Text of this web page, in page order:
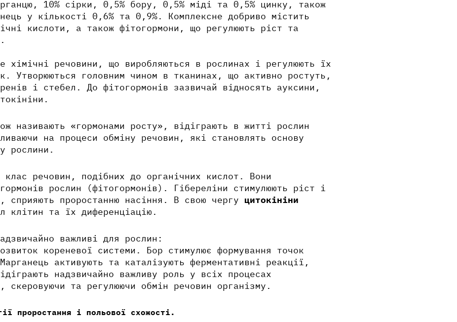
10% сірки, 0,5% бору, 0,5% міді та 0,5% цинку, також
у кількості 0,6% та 0,9%. Комплексне добриво містить
кислоти, а також фітогормони, що регулюють ріст та
хімічні речовини, що виробляються в рослинах і регулюють їх
Утворюються головним чином в тканинах, що активно ростуть,
і стебел. До фітогормонів зазвичай відносять ауксини,
називають «гормонами росту», відіграють в житті рослин
на процеси обміну речовин, які становлять основу
рослини.
речовин, подібних до органічних кислот. Вони
рослин (фітогормонів). Гібереліни стимулюють ріст і
сприяють проростанню насіння. В свою чергу цитокініни
клітин та їх диференціацію.
важливі для рослин:
кореневої системи. Бор стимулює формування точок
активують та каталізують ферментативні реакції,
надзвичайно важливу роль у всіх процесах
скеровуючи та регулюючи обмін речовин організму.
проростання і польової схожості.